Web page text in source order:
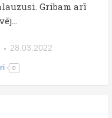
Gribam arī
28.03.2022
0